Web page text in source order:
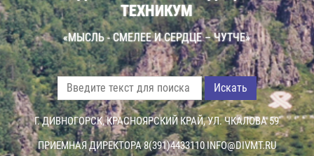
ТЕХНИКУМ
«МЫСЛЬ - СМЕЛЕЕ И СЕРДЦЕ – ЧУТЧЕ»
Искать
Г. ДИВНОГОРСК, КРАСНОЯРСКИЙ КРАЙ, УЛ. ЧКАЛОВА 59
ПРИЕМНАЯ ДИРЕКТОРА 8(391)4433110INFO@DIVMT.RU